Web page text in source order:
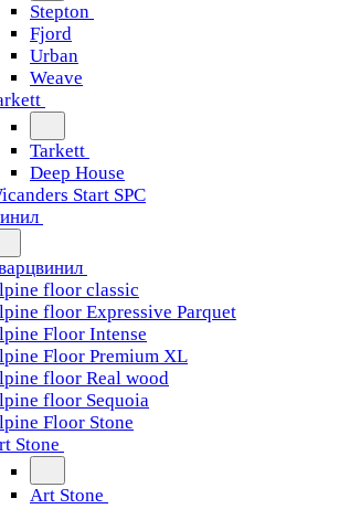
Stepton
Fjord
Urban
Weave
Tarkett
Deep House
Start SPC
floor classic
floor Expressive Parquet
Floor Intense
Floor Premium XL
floor Real wood
floor Sequoia
Floor Stone
Stone
Art Stone